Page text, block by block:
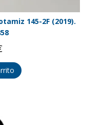
145-2F (2019).